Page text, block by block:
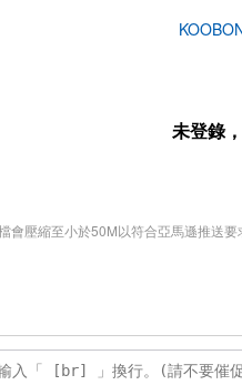
未登錄
會壓縮至小於50M以符合亞馬遜推送要